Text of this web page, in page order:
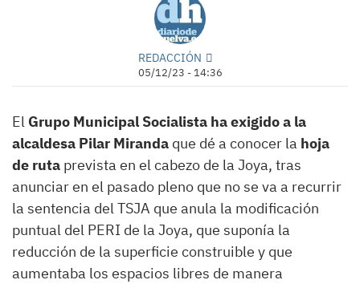
REDACCIÓN
05/12/23 - 14:36
El Grupo Municipal Socialista ha exigido a la
alcaldesa Pilar Miranda que dé a conocer la hoja
de ruta prevista en el cabezo de la Joya, tras
anunciar en el pasado pleno que no se va a recurrir
la sentencia del TSJA que anula la modificación
puntual del PERI de la Joya, que suponía la
reducción de la superficie construible y que
aumentaba los espacios libres de manera